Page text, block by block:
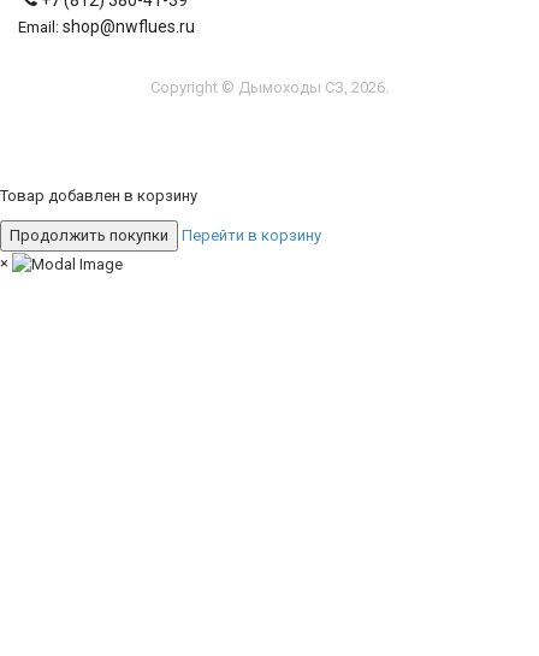
Email: shop@nwflues.ru
Copyright © Дымоходы СЗ, 2026.
Товар добавлен в корзину
Продолжить покупки
Перейти в корзину
×